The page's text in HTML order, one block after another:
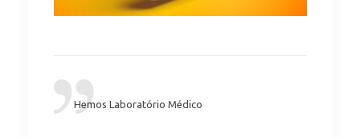
Hemos Laboratório Médico